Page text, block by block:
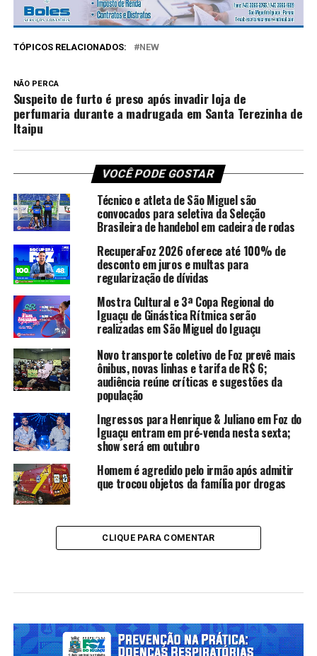
TÓPICOS RELACIONADOS: NEW
NÃO PERCA
Suspeito de furto é preso após invadir loja de
perfumaria durante a madrugada em Santa Terezinha de
Itaipu
VOCÊ PODE GOSTAR
Técnico e atleta de São Miguel são
convocados para seletiva da Seleção
Brasileira de handebol em cadeira de rodas
RecuperaFoz 2026 oferece até 100% de
desconto em juros e multas para
regularização de dívidas
Mostra Cultural e 3ª Copa Regional do
Iguaçu de Ginástica Rítmica serão
realizadas em São Miguel do Iguaçu
Novo transporte coletivo de Foz prevê mais
ônibus, novas linhas e tarifa de R$ 6;
audiência reúne críticas e sugestões da
população
Ingressos para Henrique & Juliano em Foz do
Iguaçu entram em pré-venda nesta sexta;
show será em outubro
Homem é agredido pelo irmão após admitir
que trocou objetos da família por drogas
CLIQUE PARA COMENTAR